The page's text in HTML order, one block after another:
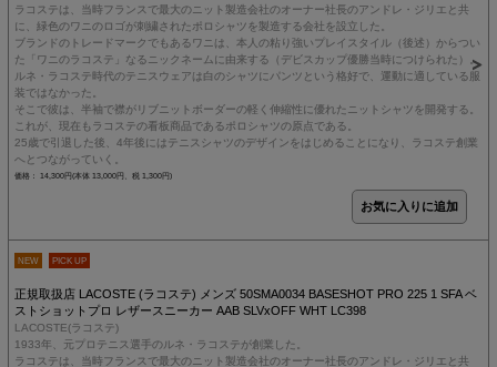
ラコステは、当時フランスで最大のニット製造会社のオーナー社長のアンドレ・ジリエと共
に、緑色のワニのロゴが刺繍されたポロシャツを製造する会社を設立した。
ブランドのトレードマークでもあるワニは、本人の粘り強いプレイスタイル（後述）からつい
た「ワニのラコステ」なるニックネームに由来する（デビスカップ優勝当時につけられた）。
ルネ・ラコステ時代のテニスウェアは白のシャツにパンツという格好で、運動に適している服
装ではなかった。
そこで彼は、半袖で襟がリブニットボーダーの軽く伸縮性に優れたニットシャツを開発する。
これが、現在もラコステの看板商品であるポロシャツの原点である。
25歳で引退した後、4年後にはテニスシャツのデザインをはじめることになり、ラコステ創業
へとつながっていく。
価格： 14,300円(本体 13,000円、税 1,300円)
NEW PICK UP
正規取扱店 LACOSTE (ラコステ) メンズ 50SMA0034 BASESHOT PRO 225 1 SFA ベ
ストショットプロ レザースニーカー AAB SLVxOFF WHT LC398
LACOSTE(ラコステ)
1933年、元プロテニス選手のルネ・ラコステが創業した。
ラコステは、当時フランスで最大のニット製造会社のオーナー社長のアンドレ・ジリエと共